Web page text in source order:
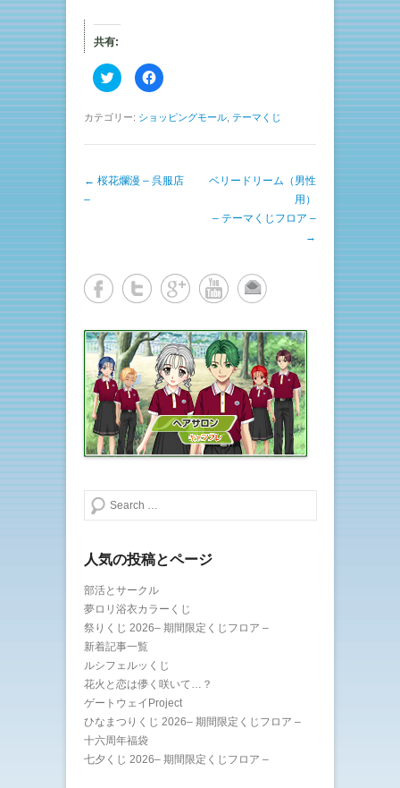
共有:
ク
リ
し
w
t
い
ウ
ィ
ウ
で
開
き
ま
す
)
F
a
b
k
有
し
て
く
い
(
新
し
い
ウ
ィ
ン
ド
ウ
で
開
き
)
カテゴリー: ショッピングモール テーマくじ
投稿ナビゲーション
← 桜花爛漫 – 呉服店
–
ベリードリーム（男性
用）
– テーマくじフロア –
→
検索する
人気の投稿とページ
部活とサークル
夢ロリ浴衣カラーくじ
祭りくじ 2026– 期間限定くじフロア –
新着記事一覧
ルシフェルッくじ
花火と恋は儚く咲いて…？
ゲートウェイProject
ひなまつりくじ 2026– 期間限定くじフロア –
十六周年福袋
七夕くじ 2026– 期間限定くじフロア –